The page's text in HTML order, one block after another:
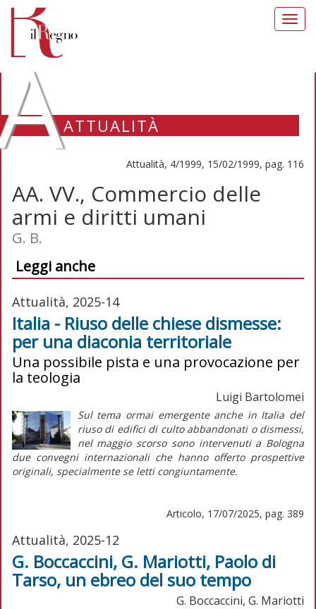
ATTUALITÀ
Attualità, 4/1999, 15/02/1999, pag. 116
AA. VV., Commercio delle
armi e diritti umani
G. B.
Leggi anche
Attualità, 2025-14
Italia - Riuso delle chiese dismesse:
per una diaconia territoriale
Una possibile pista e una provocazione per
la teologia
Luigi Bartolomei
Sul tema ormai emergente anche in Italia del
riuso di edifici di culto abbandonati o dismessi,
nel maggio scorso sono intervenuti a Bologna
due convegni internazionali che hanno offerto prospettive
originali, specialmente se letti congiuntamente.
Articolo, 17/07/2025, pag. 389
Attualità, 2025-12
G. Boccaccini, G. Mariotti, Paolo di
Tarso, un ebreo del suo tempo
G. Boccaccini, G. Mariotti